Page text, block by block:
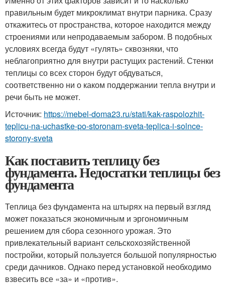
правильным будет микроклимат внутри парника. Сразу
откажитесь от пространства, которое находится между
строениями или непродаваемым забором. В подобных
условиях всегда будут «гулять» сквозняки, что
неблагоприятно для внутри растущих растений. Стенки
теплицы со всех сторон будут обдуваться,
соответственно ни о каком поддержании тепла внутри и
речи быть не может.
Источник: https://mebel-doma23.ru/stati/kak-raspolozhit-
teplicu-na-uchastke-po-storonam-sveta-teplica-i-solnce-
storony-sveta
Как поставить теплицу без
фундамента. Недостатки теплицы без
фундамента
Теплица без фундамента на штырях на первый взгляд
может показаться экономичным и эргономичным
решением для сбора сезонного урожая. Это
привлекательный вариант сельскохозяйственной
постройки, который пользуется большой популярностью
среди дачников. Однако перед установкой необходимо
взвесить все «за» и «против».